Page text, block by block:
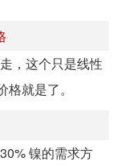
，这个只是线性
就是了。
镍的需求方